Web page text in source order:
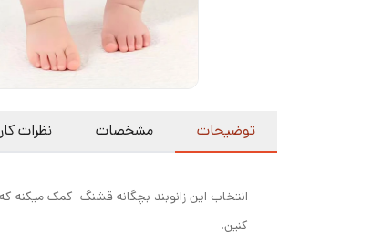
توضیحات مشخصات نظرات
انتخاب این زانوبند بچگانه قشنگ کمک میکنه
کنین.